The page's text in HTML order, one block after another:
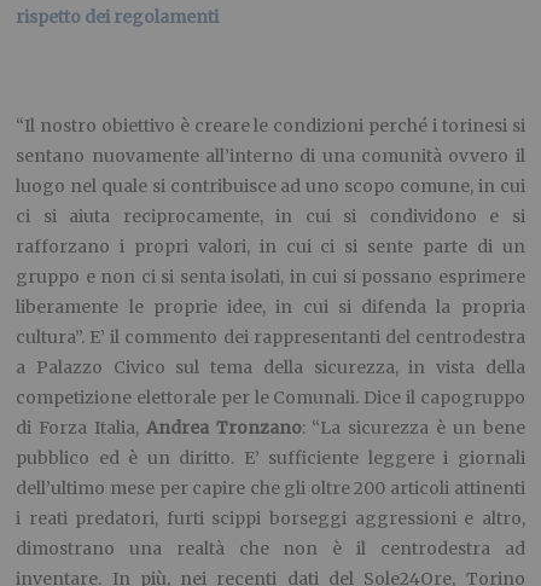
rispetto dei regolamenti
“Il nostro obiettivo è creare le condizioni perché i torinesi si
sentano nuovamente all’interno di una comunità ovvero il
luogo nel quale si contribuisce ad uno scopo comune, in cui
ci si aiuta reciprocamente, in cui si condividono e si
rafforzano i propri valori, in cui ci si sente parte di un
gruppo e non ci si senta isolati, in cui si possano esprimere
liberamente le proprie idee, in cui si difenda la propria
cultura”. E’ il commento dei rappresentanti del centrodestra
a Palazzo Civico sul tema della sicurezza, in vista della
competizione elettorale per le Comunali. Dice il capogruppo
di Forza Italia, Andrea Tronzano: “La sicurezza è un bene
pubblico ed è un diritto. E’ sufficiente leggere i giornali
dell’ultimo mese per capire che gli oltre 200 articoli attinenti
i reati predatori, furti scippi borseggi aggressioni e altro,
dimostrano una realtà che non è il centrodestra ad
inventare. In più, nei recenti dati del Sole24Ore, Torino